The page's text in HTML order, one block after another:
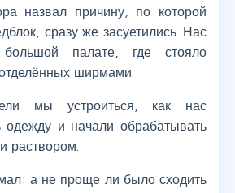
назвал причину, по которой
сразу же засуетились. Нас
палате, где стояло
ширмами.
мы устроиться, как нас
одежду и начали обрабатывать
раствором.
а не проще ли было сходить